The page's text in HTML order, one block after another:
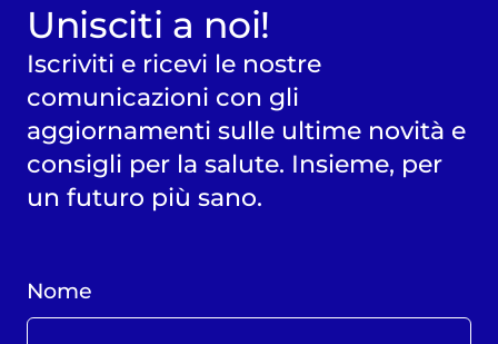
Unisciti a noi!
Iscriviti e ricevi le nostre
comunicazioni con gli
aggiornamenti sulle ultime novità e
consigli per la salute. Insieme, per
un futuro più sano.
Nome